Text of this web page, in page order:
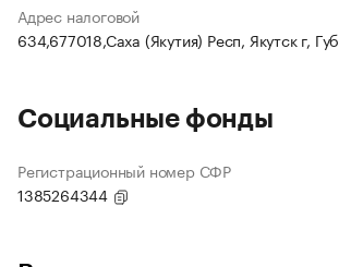
Адрес налоговой
634,677018,Саха (Якутия) Респ, Якутск г,
Социальные фонды
Регистрационный номер СФР
1385264344